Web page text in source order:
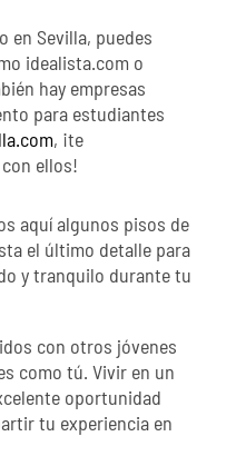
en Sevilla, puedes
idealista.com o
hay empresas
para estudiantes
, ¡te
ellos!
aquí algunos pisos de
el último detalle para
y tranquilo durante tu
con otros jóvenes
como tú. Vivir en un
oportunidad
tu experiencia en